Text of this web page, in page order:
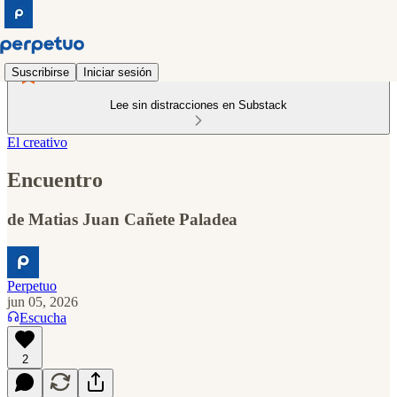
Suscribirse Iniciar sesión
Lee sin distracciones en Substack
El creativo
Encuentro
de Matias Juan Cañete Paladea
Perpetuo
jun 05, 2026
Escucha
2